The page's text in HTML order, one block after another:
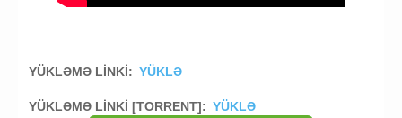
YÜKLƏMƏ LİNKİ: YÜKLƏ
YÜKLƏMƏ LİNKİ [TORRENT]: YÜKLƏ